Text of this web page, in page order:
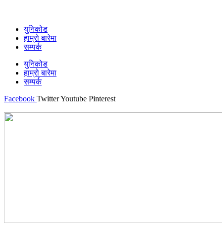
युनिकोड
हाम्रो बारेमा
सम्पर्क
युनिकोड
हाम्रो बारेमा
सम्पर्क
Facebook TwitterYoutube Pinterest